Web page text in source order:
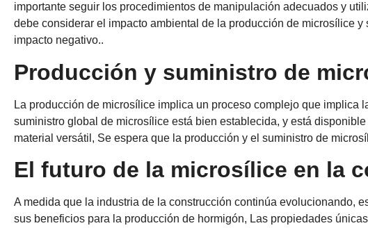
importante seguir los procedimientos de manipulación adecuados y
debe considerar el impacto ambiental de la producción de microsílice
impacto negativo..
Producción y suministro de
La producción de microsílice implica un proceso complejo que
suministro global de microsílice está bien establecida, y está
material versátil, Se espera que la producción y el suministro de
El futuro de la microsílice en la
A medida que la industria de la construcción continúa evolucionando,
sus beneficios para la producción de hormigón, Las propiedades